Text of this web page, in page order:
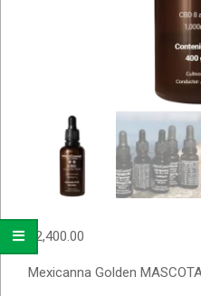
2,400.00
Mexicanna Golden